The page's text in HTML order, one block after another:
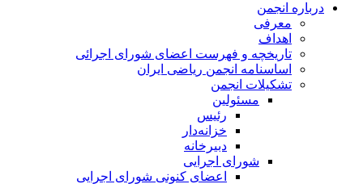
درباره انجمن
معرفی
اهداف
تاریخچه و فهرست اعضای شورای اجرائی
اساسنامه انجمن ریاضی ایران
تشکیلات انجمن
مسئولین
رئیس
خزانه‌دار
دبیرخانه
شورای اجرایی
اعضای کنونی شورای اجرایی